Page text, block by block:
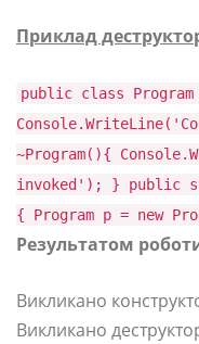
Приклад
public class
~Program(){
invoked'); } public
{ Program p = new
Результатом
Викликано
Викликано